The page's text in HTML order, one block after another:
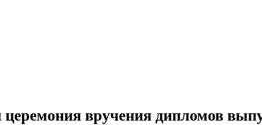
церемония вручения дипломов